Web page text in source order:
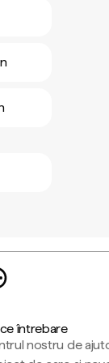
întrebare
nostru de